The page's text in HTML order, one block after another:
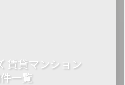
賃貸マンション
一覧